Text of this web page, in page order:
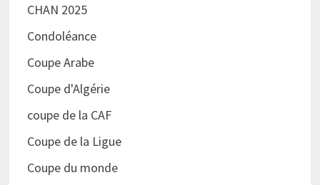
CHAN 2025
Condoléance
Coupe Arabe
Coupe d'Algérie
coupe de la CAF
Coupe de la Ligue
Coupe du monde